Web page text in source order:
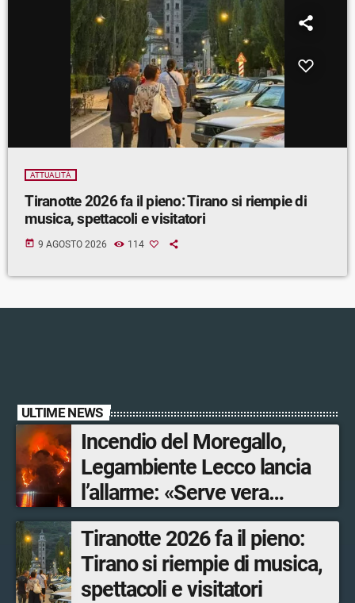
ATTUALITÀ
Tiranotte 2026 fa il pieno: Tirano si riempie di
musica, spettacoli e visitatori
today 9 AGOSTO 2026 114
ULTIME NEWS
Incendio del Moregallo,
Legambiente Lecco lancia
l’allarme: «Serve vera
prevenzione»
Tiranotte 2026 fa il pieno:
Tirano si riempie di musica,
spettacoli e visitatori